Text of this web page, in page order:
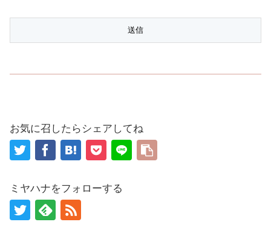
お気に召したらシェアしてね
ミヤハナをフォローする